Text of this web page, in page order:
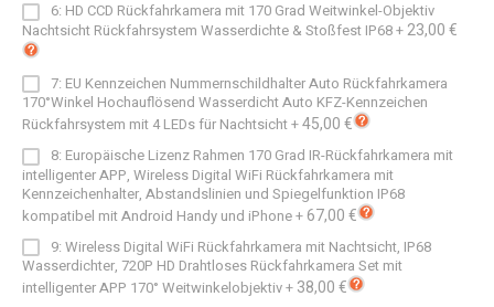
6: HD CCD Rückfahrkamera mit 170 Grad Weitwinkel-Objektiv
Nachtsicht Rückfahrsystem Wasserdichte & Stoßfest IP68+23,00 €
7: EU Kennzeichen Nummernschildhalter Auto Rückfahrkamera
170°Winkel Hochauflösend Wasserdicht Auto KFZ-Kennzeichen
Rückfahrsystem mit 4 LEDs für Nachtsicht+45,00 €
8: Europäische Lizenz Rahmen 170 Grad IR-Rückfahrkamera mit
intelligenter APP, Wireless Digital WiFi Rückfahrkamera mit
Kennzeichenhalter, Abstandslinien und Spiegelfunktion IP68
kompatibel mit Android Handy und iPhone+67,00 €
9: Wireless Digital WiFi Rückfahrkamera mit Nachtsicht, IP68
Wasserdichter, 720P HD Drahtloses Rückfahrkamera Set mit
intelligenter APP 170° Weitwinkelobjektiv+ 38,00 €